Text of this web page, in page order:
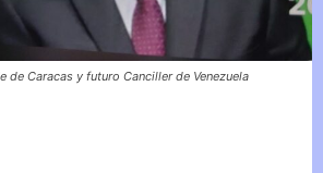
de Caracas y futuro Canciller de Venezuela